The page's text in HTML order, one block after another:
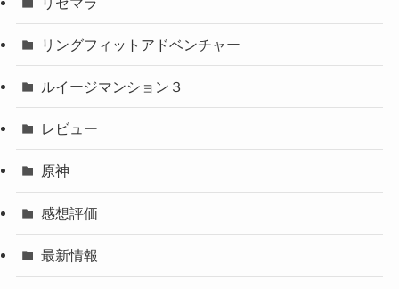
リングフィットアドベンチャー
ルイージマンション３
レビュー
原神
感想評価
最新情報